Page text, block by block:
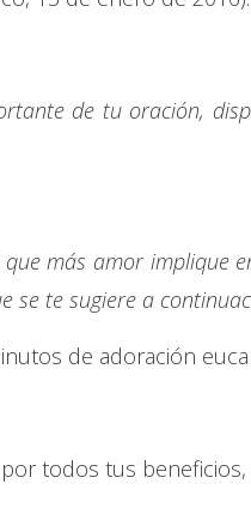
de tu oración,
más amor implique
se te sugiere a
de adoración
todos tus